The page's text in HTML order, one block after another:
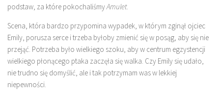
podstaw, za które pokochaliśmyAmulet.
Scena, która bardzo przypomina wypadek, w którym zginął ojciec
Emily, porusza serce i trzeba byłoby zmienić się w posąg, aby się nie
przejąć. Potrzeba było wielkiego szoku, aby w centrum egzystencji
wielkiego płonącego ptaka zaczęła się walka. Czy Emily się udało,
nie trudno się domyślić, ale i tak potrzymam was w lekkiej
niepewności.